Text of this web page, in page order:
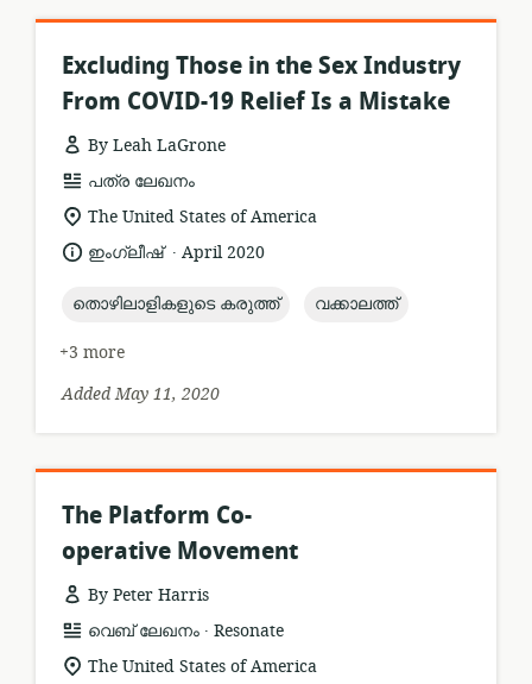
Excluding Those in the Sex Industry
From COVID-19 Relief Is a Mistake
By Leah LaGrone
resource
format:
പത്ര ലേഖനം
location
relevance:
The United States of America
language:
ഇംഗ്ലീഷ് .
dateApril 2020
topic:
തൊഴിലാളികളുടെ കരുത്ത് topic:
വക്കാലത്ത്‌
+3 more
Added May 11, 2020
The Platform Co-
operative Movement
By Peter Harris
resource
format:
വെബ് ലേഖനം .
publisher:
Resonate
location
The United States of America